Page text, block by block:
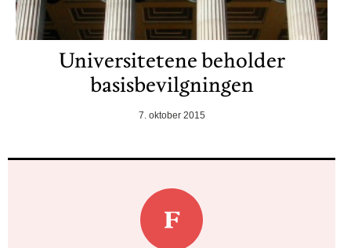
Universitetene beholder
basisbevilgningen
7. oktober 2015